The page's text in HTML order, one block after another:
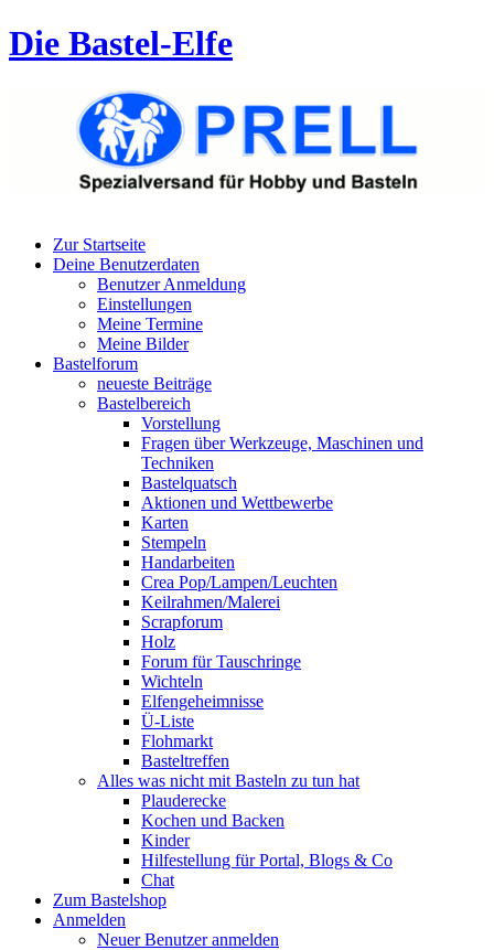
Die Bastel-Elfe
Zur Startseite
Deine Benutzerdaten
Benutzer Anmeldung
Einstellungen
Meine Termine
Meine Bilder
Bastelforum
neueste Beiträge
Bastelbereich
Vorstellung
Fragen über Werkzeuge, Maschinen und
Techniken
Bastelquatsch
Aktionen und Wettbewerbe
Karten
Stempeln
Handarbeiten
Crea Pop/Lampen/Leuchten
Keilrahmen/Malerei
Scrapforum
Holz
Forum für Tauschringe
Wichteln
Elfengeheimnisse
Ü-Liste
Flohmarkt
Basteltreffen
Alles was nicht mit Basteln zu tun hat
Plauderecke
Kochen und Backen
Kinder
Hilfestellung für Portal, Blogs & Co
Chat
Zum Bastelshop
Anmelden
Neuer Benutzer anmelden